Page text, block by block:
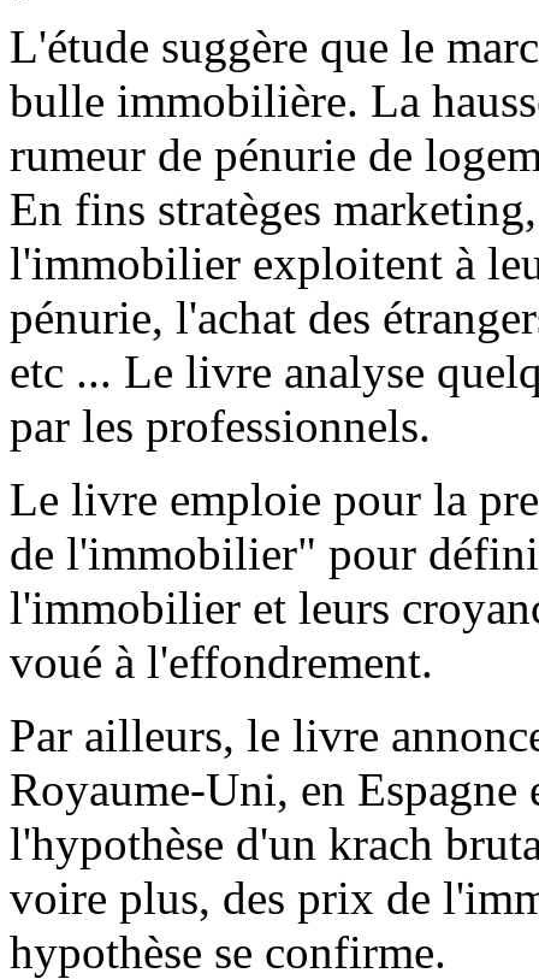
L'étude suggère que le
bulle immobilière. La
rumeur de pénurie de
En fins stratèges
l'immobilier exploitent à
pénurie, l'achat des
etc ... Le livre analyse
par les professionnels.
Le livre emploie pour la
de l'immobilier" pour
l'immobilier et leurs
voué à l'effondrement.
Par ailleurs, le livre
Royaume-Uni, en Espagne
l'hypothèse d'un krach
voire plus, des prix de
hypothèse se confirme.